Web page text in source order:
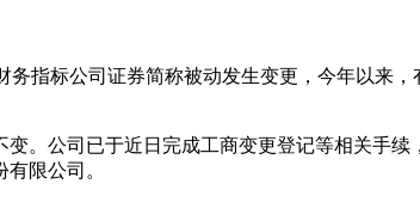
指标公司证券简称被动发生变更，今年以来
。公司已于近日完成工商变更登记等相关手
限公司。